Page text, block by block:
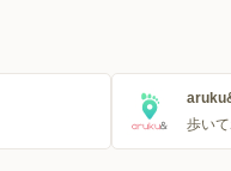
歩い